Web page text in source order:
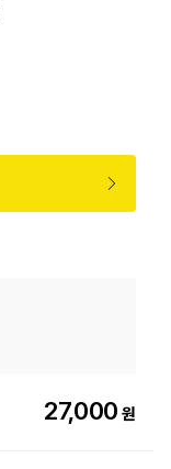
27,000 원